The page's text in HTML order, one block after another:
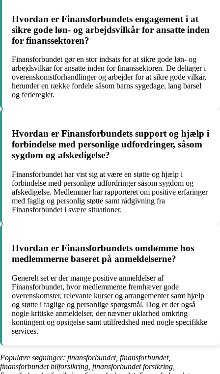
Hvordan er Finansforbundets engagement i at
sikre gode løn- og arbejdsvilkår for ansatte inden
for finanssektoren?
Finansforbundet gør en stor indsats for at sikre gode løn- og
arbejdsvilkår for ansatte inden for finanssektoren. De deltager i
overenskomstforhandlinger og arbejder for at sikre gode vilkår,
herunder en række fordele såsom barns sygedage, lang barsel
og ferieregler.
Hvordan er Finansforbundets support og hjælp i
forbindelse med personlige udfordringer, såsom
sygdom og afskedigelse?
Finansforbundet har vist sig at være en støtte og hjælp i
forbindelse med personlige udfordringer såsom sygdom og
afskedigelse. Medlemmer har rapporteret om positive erfaringer
med faglig og personlig støtte samt rådgivning fra
Finansforbundet i svære situationer.
Hvordan er Finansforbundets omdømme hos
medlemmerne baseret på anmeldelserne?
Generelt set er der mange positive anmeldelser af
Finansforbundet, hvor medlemmerne fremhæver gode
overenskomster, relevante kurser og arrangementer samt hjælp
og støtte i faglige og personlige spørgsmål. Dog er der også
nogle kritiske anmeldelser, der nævner uklarhed omkring
kontingent og opsigelse samt utilfredshed med nogle specifikke
services.
Populære søgninger: finansforbundet, finansforbundet,
finansforbundet bilforsikring, finansforbundet forsikring,